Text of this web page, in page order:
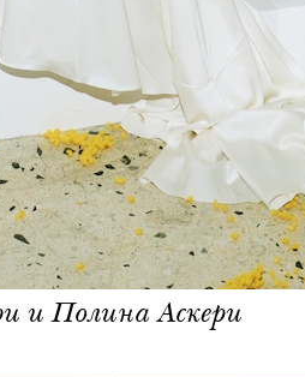
и Полина Аскери